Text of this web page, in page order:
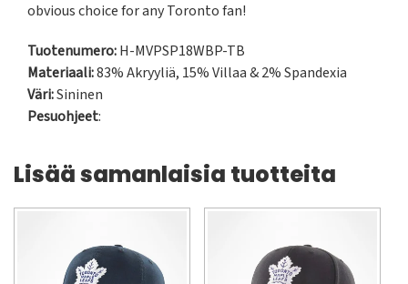
obvious choice for any Toronto fan!
Tuotenumero:H-MVPSP18WBP-TB
Materiaali:83% Akryyliä, 15% Villaa & 2% Spandexia
Väri:Sininen
Pesuohjeet:
Lisää samanlaisia tuotteita